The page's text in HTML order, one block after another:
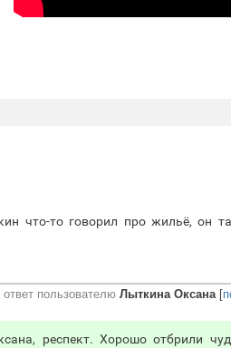
что-то говорил про жильё, он
ответ пользователю Лыткина Оксана [
респект. Хорошо отбрили